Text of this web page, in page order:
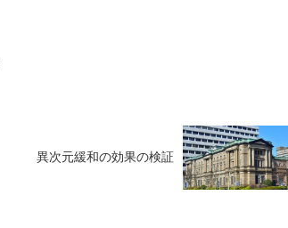
異次元緩和の効果の検証